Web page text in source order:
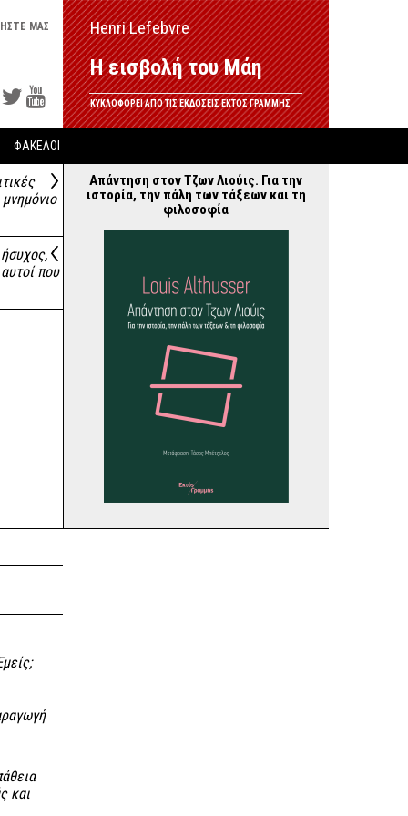
ΜΑΣ Henri Lefebvre
Η εισβολή του Μάη
ΚΥΚΛΟΦΟΡΕΙ ΑΠΟ ΤΙΣ ΕΚΔΟΣΕΙΣ ΕΚΤΟΣ ΓΡΑΜΜΗΣ
ΦΑΚΕΛΟΙ
που
Απάντηση στον Τζων Λιούις. Για την
ιστορία, την πάλη των τάξεων και τη
φιλοσοφία
και